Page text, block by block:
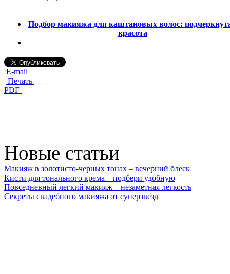
Подбор макияжа для каштановых волос:
красота
E-mail
| Печать |
PDF
Новые статьи
Макияж в золотисто-черных тонах – вечерний блеск
Кисти для тонального крема – подбери удобную
Повседневный легкий макияж – незаметная легкость
Секреты свадебного макияжа от суперзвезд